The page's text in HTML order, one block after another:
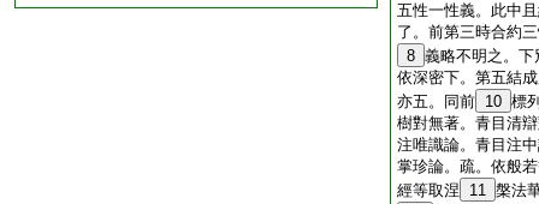
五性一性義。此中
了。前第三時合約
8 義略不明之。
依深密下。第五結
亦五。同前 10 標
樹對無著。青目清
注唯識論。青目注
掌珍論。疏。依般
經等取涅
11 槃法